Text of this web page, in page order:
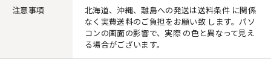
注意事項
北海道、沖縄、離島への発送は送料条件 に関係
なく実費送料のご負担をお願い致 します。パソ
コンの画面の影響で、実際 の色と異なって見え
る場合がございます。